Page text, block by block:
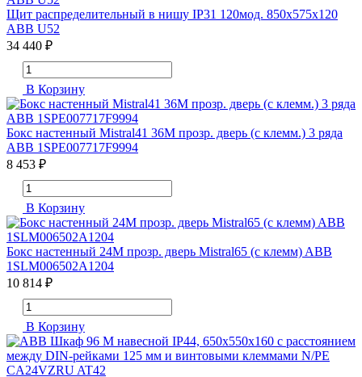
Щит распределительный в нишу IP31 120мод. 850х575х120
ABB U52
34 440 ₽
В Корзину
Бокс настенный Mistral41 36М прозр. дверь (с клемм.) 3 ряда
ABB 1SPE007717F9994
8 453 ₽
В Корзину
Бокс настенный 24М прозр. дверь Mistral65 (с клемм) ABB
1SLM006502A1204
10 814 ₽
В Корзину